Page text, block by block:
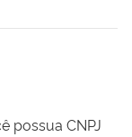
possua CNPJ